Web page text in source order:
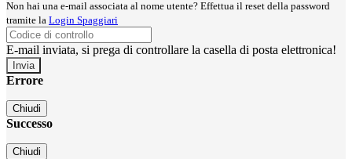
Non hai una e-mail associata al nome utente? Effettua il reset della password
tramite la Login Spaggiari
E-mail inviata, si prega di controllare la casella di posta elettronica!
Errore
Chiudi
Successo
Chiudi